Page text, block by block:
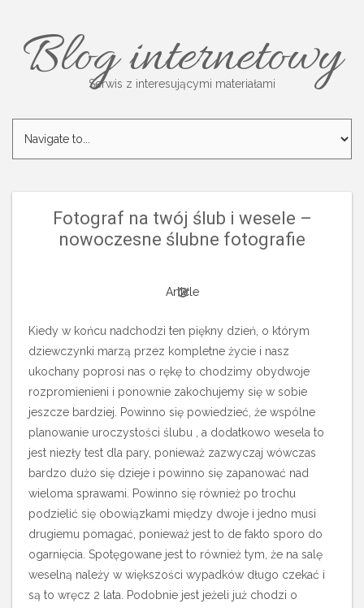
Blog internetowy
Serwis z interesującymi materiałami
Fotograf na twój ślub i wesele –
nowoczesne ślubne fotografie
Article
Kiedy w końcu nadchodzi ten piękny dzień, o którym
dziewczynki marzą przez kompletne życie i nasz
ukochany poprosi nas o rękę to chodzimy obydwoje
rozpromienieni i ponownie zakochujemy się w sobie
jeszcze bardziej. Powinno się powiedzieć, że wspólne
planowanie uroczystości ślubu , a dodatkowo wesela to
jest niezły test dla pary, ponieważ zazwyczaj wówczas
bardzo dużo się dzieje i powinno się zapanować nad
wieloma sprawami. Powinno się również po trochu
podzielić się obowiązkami między dwoje i jedno musi
drugiemu pomagać, ponieważ jest to de fakto sporo do
ogarnięcia. Spotęgowane jest to również tym, że na salę
weselną należy w większości wypadków długo czekać i
są to wręcz 2 lata.
Podobnie jest jeżeli już chodzi o